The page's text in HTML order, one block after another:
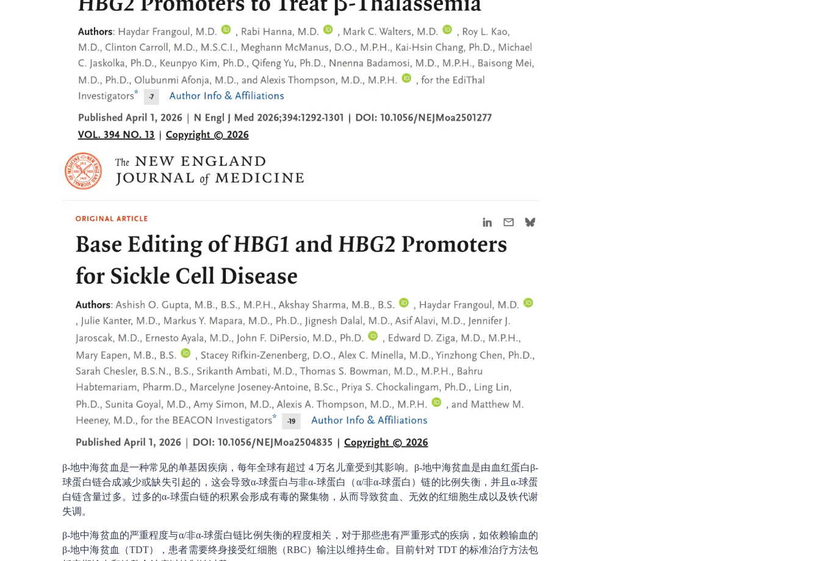
β-地中海贫血是一种常见的单基因疾病，每年全球有超过 4 万名儿童受到其影响。β-地中海贫血是由血红蛋白β-
球蛋白链合成减少或缺失引起的，这会导致α-球蛋白与非α-球蛋白（α/非α-球蛋白）链的比例失衡，并且α-球蛋
白链含量过多。过多的α-球蛋白链的积累会形成有毒的聚集物，从而导致贫血、无效的红细胞生成以及铁代谢
失调。
β-地中海贫血的严重程度与α/非α-球蛋白链比例失衡的程度相关，对于那些患有严重形式的疾病，如依赖输血的
β-地中海贫血（TDT），患者需要终身接受红细胞（RBC）输注以维持生命。目前针对 TDT 的标准治疗方法包